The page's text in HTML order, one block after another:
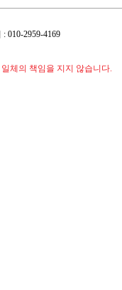
010-2959-4169
체의 책임을 지지 않습니다.